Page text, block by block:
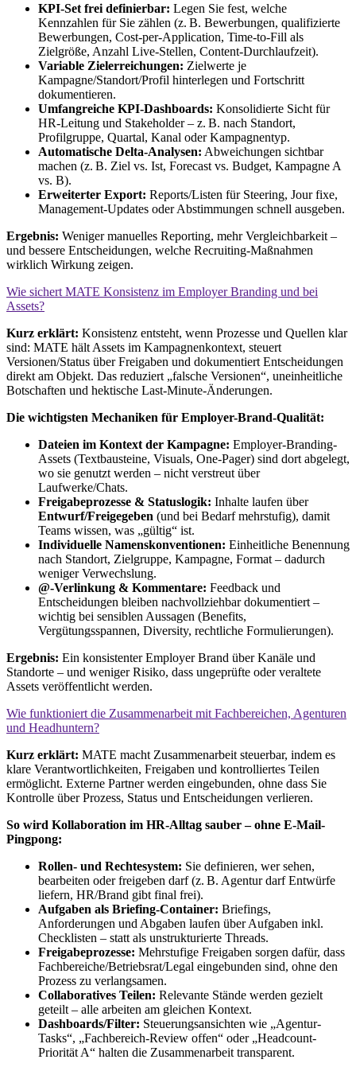
KPI-Set frei definierbar: Legen Sie fest, welche
Kennzahlen für Sie zählen (z. B. Bewerbungen, qualifizierte
Bewerbungen, Cost-per-Application, Time-to-Fill als
Zielgröße, Anzahl Live-Stellen, Content-Durchlaufzeit).
Variable Zielerreichungen: Zielwerte je
Kampagne/Standort/Profil hinterlegen und Fortschritt
dokumentieren.
Umfangreiche KPI-Dashboards: Konsolidierte Sicht für
HR-Leitung und Stakeholder – z. B. nach Standort,
Profilgruppe, Quartal, Kanal oder Kampagnentyp.
Automatische Delta-Analysen: Abweichungen sichtbar
machen (z. B. Ziel vs. Ist, Forecast vs. Budget, Kampagne A
vs. B).
Erweiterter Export: Reports/Listen für Steering, Jour fixe,
Management-Updates oder Abstimmungen schnell ausgeben.
Ergebnis: Weniger manuelles Reporting, mehr Vergleichbarkeit –
und bessere Entscheidungen, welche Recruiting-Maßnahmen
wirklich Wirkung zeigen.
Wie sichert MATE Konsistenz im Employer Branding und bei
Assets?
Kurz erklärt: Konsistenz entsteht, wenn Prozesse und Quellen klar
sind: MATE hält Assets im Kampagnenkontext, steuert
Versionen/Status über Freigaben und dokumentiert Entscheidungen
direkt am Objekt. Das reduziert „falsche Versionen“, uneinheitliche
Botschaften und hektische Last-Minute-Änderungen.
Die wichtigsten Mechaniken für Employer-Brand-Qualität:
Dateien im Kontext der Kampagne: Employer-Branding-
Assets (Textbausteine, Visuals, One-Pager) sind dort abgelegt,
wo sie genutzt werden – nicht verstreut über
Laufwerke/Chats.
Freigabeprozesse & Statuslogik: Inhalte laufen über
Entwurf/Freigegeben (und bei Bedarf mehrstufig), damit
Teams wissen, was „gültig“ ist.
Individuelle Namenskonventionen: Einheitliche Benennung
nach Standort, Zielgruppe, Kampagne, Format – dadurch
weniger Verwechslung.
@-Verlinkung & Kommentare: Feedback und
Entscheidungen bleiben nachvollziehbar dokumentiert –
wichtig bei sensiblen Aussagen (Benefits,
Vergütungsspannen, Diversity, rechtliche Formulierungen).
Ergebnis: Ein konsistenter Employer Brand über Kanäle und
Standorte – und weniger Risiko, dass ungeprüfte oder veraltete
Assets veröffentlicht werden.
Wie funktioniert die Zusammenarbeit mit Fachbereichen, Agenturen
und Headhuntern?
Kurz erklärt: MATE macht Zusammenarbeit steuerbar, indem es
klare Verantwortlichkeiten, Freigaben und kontrolliertes Teilen
ermöglicht. Externe Partner werden eingebunden, ohne dass Sie
Kontrolle über Prozess, Status und Entscheidungen verlieren.
So wird Kollaboration im HR-Alltag sauber – ohne E-Mail-
Pingpong:
Rollen- und Rechtesystem: Sie definieren, wer sehen,
bearbeiten oder freigeben darf (z. B. Agentur darf Entwürfe
liefern, HR/Brand gibt final frei).
Aufgaben als Briefing-Container: Briefings,
Anforderungen und Abgaben laufen über Aufgaben inkl.
Checklisten – statt als unstrukturierte Threads.
Freigabeprozesse: Mehrstufige Freigaben sorgen dafür, dass
Fachbereiche/Betriebsrat/Legal eingebunden sind, ohne den
Prozess zu verlangsamen.
Collaboratives Teilen: Relevante Stände werden gezielt
geteilt – alle arbeiten am gleichen Kontext.
Dashboards/Filter: Steuerungsansichten wie „Agentur-
Tasks“, „Fachbereich-Review offen“ oder „Headcount-
Priorität A“ halten die Zusammenarbeit transparent.